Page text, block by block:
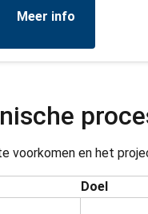
Meer info
voorkomen en het
Doel